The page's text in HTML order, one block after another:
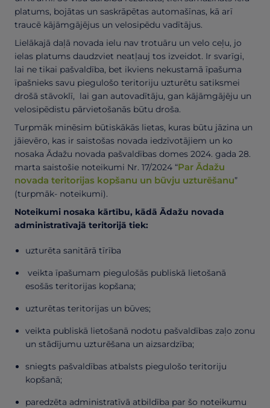
platums, bojātas un saskrāpētas automašīnas, kā arī
traucē kājāmgājējus un velosipēdu vadītājus.
Lielākajā daļā novada ielu nav trotuāru un velo ceļu, jo
ielas platums daudzviet neatļauj tos izveidot. Ir svarīgi,
lai ne tikai pašvaldība, bet ikviens nekustamā īpašuma
īpašnieks savu piegulošo teritoriju uzturētu satiksmei
drošā stāvoklī, lai gan autovadītāju, gan kājāmgājēju un
velosipēdistu pārvietošanās būtu droša.
Turpmāk minēsim būtiskākās lietas, kuras būtu jāzina un
jāievēro, kas ir saistošas novada iedzīvotājiem un ko
nosaka Ādažu novada pašvaldības domes 2024. gada 28.
marta saistošie noteikumi Nr. 17/2024 “Par Ādažu
novada teritorijas kopšanu un būvju uzturēšanu”
(turpmāk- noteikumi).
Noteikumi nosaka kārtību, kādā Ādažu novada
administratīvajā teritorijā tiek:
uzturēta sanitārā tīrība
veikta īpašumam piegulošās publiskā lietošanā
esošās teritorijas kopšana;
uzturētas teritorijas un būves;
veikta publiskā lietošanā nodotu pašvaldības zaļo zonu
un stādījumu uzturēšana un aizsardzība;
sniegts pašvaldības atbalsts piegulošo teritoriju
kopšanā;
paredzēta administratīvā atbildība par šo noteikumu